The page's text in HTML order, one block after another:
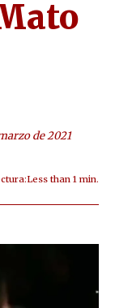
de 2021
Less than 1 min.